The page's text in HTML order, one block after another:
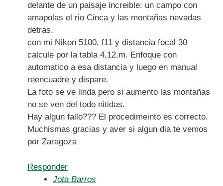
delante de un paisaje increible: un campo con
amapolas el rio Cinca y las montañas nevadas
detras.
con mi Nikon 5100, f11 y distancia focal 30
calcule por la tabla 4,12.m. Enfoque con
automatico a esa distancia y luego en manual
reencuadre y dispare.
La foto se ve linda pero si aumento las montañas
no se ven del todo nitidas.
Hay algun fallo??? El procedimeinto es correcto.
Muchismas gracias y aver si algun dia te vemos
por Zaragoza
Responder
Jota Barros